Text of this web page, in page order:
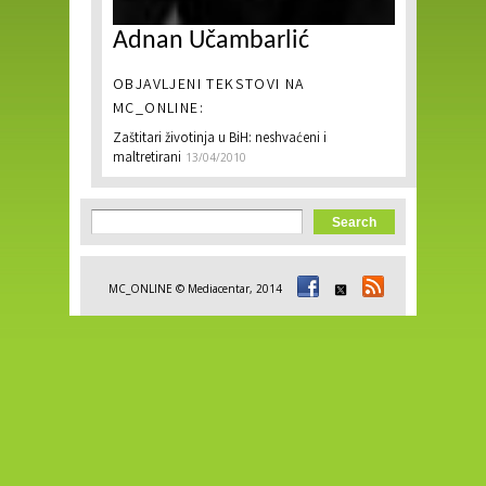
Adnan Učambarlić
OBJAVLJENI TEKSTOVI NA
MC_ONLINE:
Zaštitari životinja u BiH: neshvaćeni i
maltretirani 13/04/2010
Search form
Search
MC_ONLINE © Mediacentar, 2014